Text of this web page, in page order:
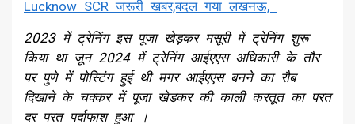
Lucknow SCR जरूरी खबर,बदल गया लखनऊ,
2023 में ट्रेनिंग इस पूजा खेड़कर मसूरी में ट्रेनिंग शुरू
किया था जून 2024 में ट्रेनिंग आईएएस अधिकारी के तौर
पर पुणे में पोस्टिंग हुई थी मगर आईएएस बनने का रौब
दिखाने के चक्कर में पूजा खेडकर की काली करतूत का परत
दर परत पर्दाफाश हुआ ।